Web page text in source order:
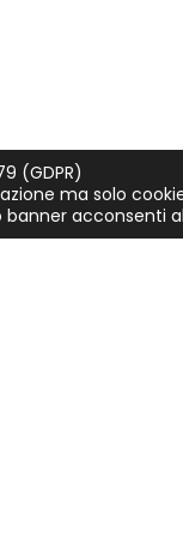
(GDPR)
ma solo
acconsenti